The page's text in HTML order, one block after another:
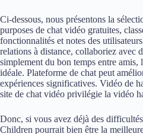
Ci-dessous, nous présentons la
purposes de chat vidéo gratuites,
fonctionnalités et notes des
relations à distance, collaboriez avec
simplement du bon temps entre amis,
idéale. Plateforme de chat peut
expériences significatives. Vidéo de
site de chat vidéo privilégie la vidéo
Donc, si vous avez déjà des
Children pourrait bien être la